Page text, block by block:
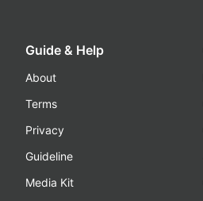
Guide & Help
About
Terms
Privacy
Guideline
Media Kit